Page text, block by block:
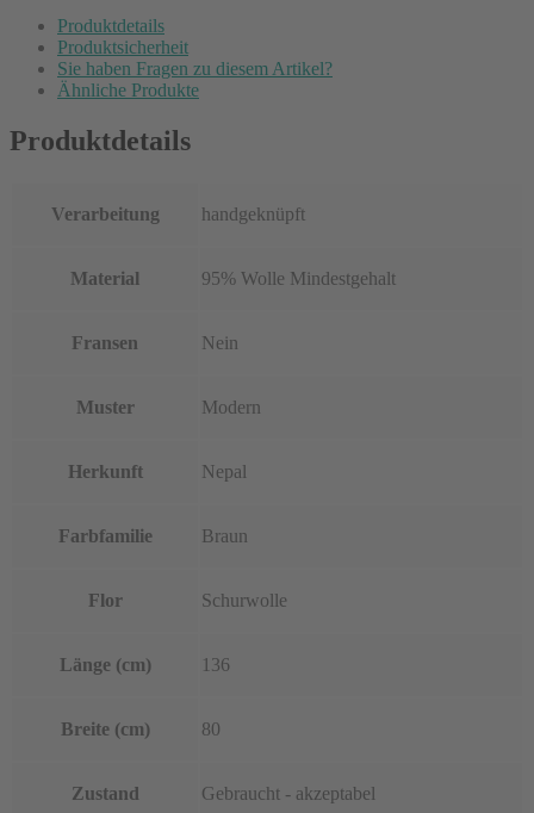
Produktdetails
Produktsicherheit
Sie haben Fragen zu diesem Artikel?
Ähnliche Produkte
Produktdetails
Verarbeitung handgeknüpft
Material 95% Wolle Mindestgehalt
Fransen Nein
Muster Modern
Herkunft Nepal
Farbfamilie Braun
Flor Schurwolle
Länge (cm) 136
Breite (cm) 80
Zustand Gebraucht - akzeptabel